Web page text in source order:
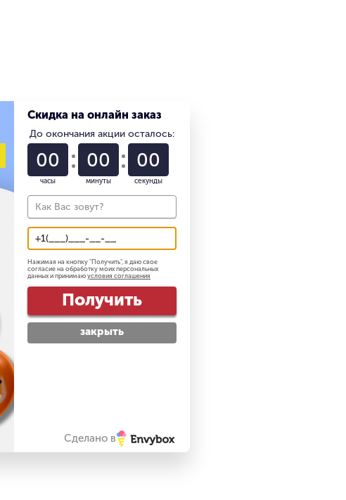
Скидка на онлайн заказ
До окончания акции осталось:
01
часы
22
минуты
58
секунды
Нажимая на кнопку "Получить", я даю свое
согласие на обработку моих персональных
данных и принимаю условия соглашения
Получить
закрыть
Сделано в